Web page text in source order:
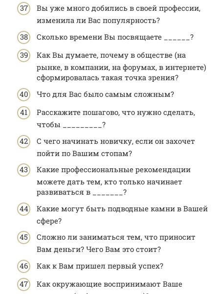
Вы уже много добились в своей профессии,
изменила ли Вас популярность?
Сколько времени Вы посвящаете ______?
Как Вы думаете, почему в обществе (на
рынке, в компании, на форумах, в интернете)
сформировалась такая точка зрения?
Что для Вас было самым сложным?
Расскажите пошагово, что нужно сделать,
чтобы _________?
С чего начинать новичку, если он захочет
пойти по Вашим стопам?
Какие профессиональные рекомендации
можете дать тем, кто только начинает
развиваться в _______?
Какие могут быть подводные камни в Вашей
сфере?
Сложно ли заниматься тем, что приносит
Вам деньги? Чего Вам это стоит?
Как к Вам пришел первый успех?
Как окружающие воспринимают Ваше